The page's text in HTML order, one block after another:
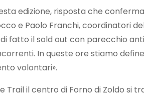
edizione, risposta che
e Paolo Franchi, coordinatori
fatto il sold out con parecchio
In queste ore stiamo
volontari».
Trail il centro di Forno di Zoldo